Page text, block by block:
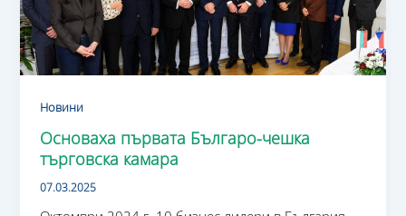
Новини
Основаха първата Българо-чешка
търговска камара
07.03.2025